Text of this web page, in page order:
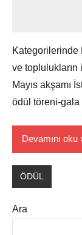
Kategorilerinde
ve
Mayıs akşamı
ödül töreni-gala
Devamını oku
ÖDÜL
Ara